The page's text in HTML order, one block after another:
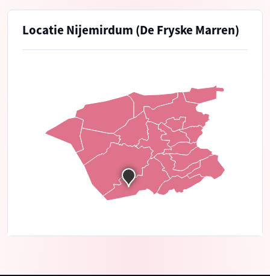
Locatie Nijemirdum (De Fryske Marren)